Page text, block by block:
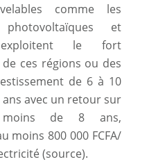
comme les
et
le fort
ces régions ou des
de 6 à 10
ans avec un retour sur
moins de 8 ans,
moins 800 000 FCFA/
(source).